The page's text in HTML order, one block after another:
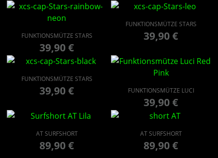
FUNKTIONSMÜTZE STARS
39,90€
FUNKTIONSMÜTZE STARS
39,90€
FUNKTIONSMÜTZE STARS
39,90€ FUNKTIONSMÜTZE LUCI
39,90€
AT SURFSHORT
89,90€
AT SURFSHORT
89,90€